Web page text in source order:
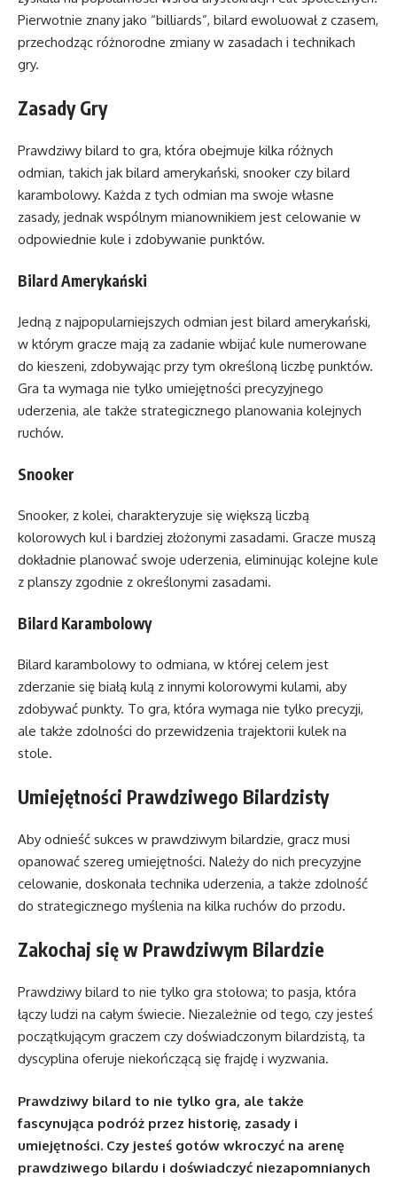
Pierwotnie znany jako “billiards”, bilard ewoluował z czasem,
przechodząc różnorodne zmiany w zasadach i technikach
gry.
Zasady Gry
Prawdziwy bilard to gra, która obejmuje kilka różnych
odmian, takich jak bilard amerykański, snooker czy bilard
karambolowy. Każda z tych odmian ma swoje własne
zasady, jednak wspólnym mianownikiem jest celowanie w
odpowiednie kule i zdobywanie punktów.
Bilard Amerykański
Jedną z najpopularniejszych odmian jest bilard amerykański,
w którym gracze mają za zadanie wbijać kule numerowane
do kieszeni, zdobywając przy tym określoną liczbę punktów.
Gra ta wymaga nie tylko umiejętności precyzyjnego
uderzenia, ale także strategicznego planowania kolejnych
ruchów.
Snooker
Snooker, z kolei, charakteryzuje się większą liczbą
kolorowych kul i bardziej złożonymi zasadami. Gracze muszą
dokładnie planować swoje uderzenia, eliminując kolejne kule
z planszy zgodnie z określonymi zasadami.
Bilard Karambolowy
Bilard karambolowy to odmiana, w której celem jest
zderzanie się białą kulą z innymi kolorowymi kulami, aby
zdobywać punkty. To gra, która wymaga nie tylko precyzji,
ale także zdolności do przewidzenia trajektorii kulek na
stole.
Umiejętności Prawdziwego Bilardzisty
Aby odnieść sukces w prawdziwym bilardzie, gracz musi
opanować szereg umiejętności. Należy do nich precyzyjne
celowanie, doskonała technika uderzenia, a także zdolność
do strategicznego myślenia na kilka ruchów do przodu.
Zakochaj się w Prawdziwym Bilardzie
Prawdziwy bilard to nie tylko gra stołowa; to pasja, która
łączy ludzi na całym świecie. Niezależnie od tego, czy jesteś
początkującym graczem czy doświadczonym bilardzistą, ta
dyscyplina oferuje niekończącą się frajdę i wyzwania.
Prawdziwy bilard to nie tylko gra, ale także
fascynująca podróż przez historię, zasady i
umiejętności. Czy jesteś gotów wkroczyć na arenę
prawdziwego bilardu i doświadczyć niezapomnianych